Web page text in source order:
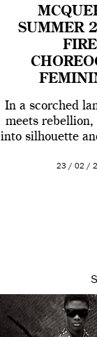
SUMMER
In a scorched
meets
into silhouette
23 / 02 /